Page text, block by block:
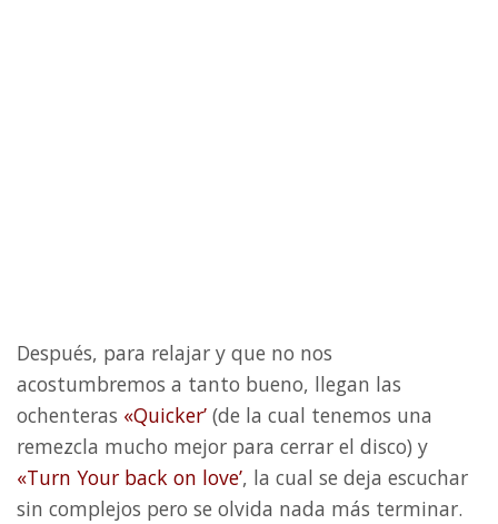
Después, para relajar y que no nos
acostumbremos a tanto bueno, llegan las
ochenteras «Quicker’ (de la cual tenemos una
remezcla mucho mejor para cerrar el disco) y
«Turn Your back on love’, la cual se deja escuchar
sin complejos pero se olvida nada más terminar.